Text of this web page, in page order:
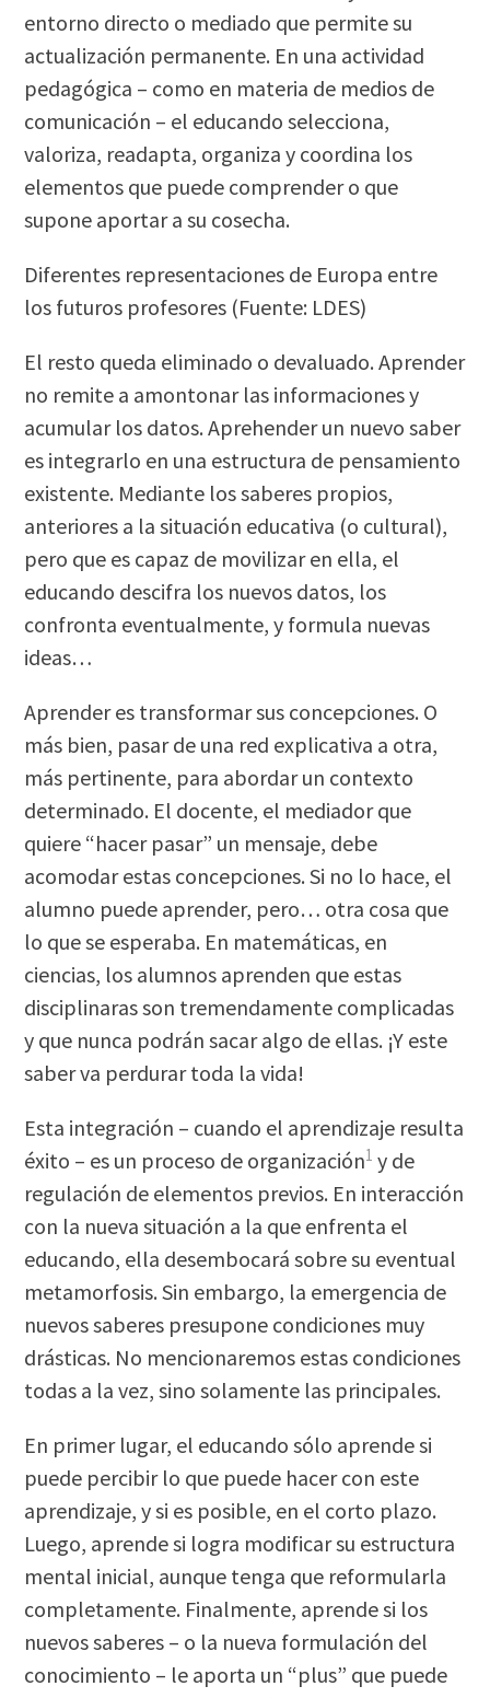
entorno directo o mediado que permite su
actualización permanente. En una actividad
pedagógica – como en materia de medios de
comunicación – el educando selecciona,
valoriza, readapta, organiza y coordina los
elementos que puede comprender o que
supone aportar a su cosecha.
Diferentes representaciones de Europa entre
los futuros profesores (Fuente: LDES)
El resto queda eliminado o devaluado. Aprender
no remite a amontonar las informaciones y
acumular los datos. Aprehender un nuevo saber
es integrarlo en una estructura de pensamiento
existente. Mediante los saberes propios,
anteriores a la situación educativa (o cultural),
pero que es capaz de movilizar en ella, el
educando descifra los nuevos datos, los
confronta eventualmente, y formula nuevas
ideas…
Aprender es transformar sus concepciones. O
más bien, pasar de una red explicativa a otra,
más pertinente, para abordar un contexto
determinado. El docente, el mediador que
quiere “hacer pasar” un mensaje, debe
acomodar estas concepciones. Si no lo hace, el
alumno puede aprender, pero… otra cosa que
lo que se esperaba. En matemáticas, en
ciencias, los alumnos aprenden que estas
disciplinaras son tremendamente complicadas
y que nunca podrán sacar algo de ellas. ¡Y este
saber va perdurar toda la vida!
Esta integración – cuando el aprendizaje resulta
éxito – es un proceso de organización1 y de
regulación de elementos previos. En interacción
con la nueva situación a la que enfrenta el
educando, ella desembocará sobre su eventual
metamorfosis. Sin embargo, la emergencia de
nuevos saberes presupone condiciones muy
drásticas. No mencionaremos estas condiciones
todas a la vez, sino solamente las principales.
En primer lugar, el educando sólo aprende si
puede percibir lo que puede hacer con este
aprendizaje, y si es posible, en el corto plazo.
Luego, aprende si logra modificar su estructura
mental inicial, aunque tenga que reformularla
completamente. Finalmente, aprende si los
nuevos saberes – o la nueva formulación del
conocimiento – le aporta un “plus” que puede